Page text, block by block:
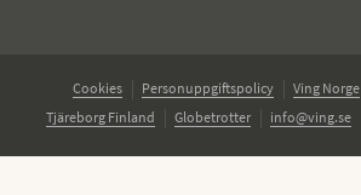
Cookies Personuppgiftspolicy Ving Norge
Tjäreborg Finland
Globetrotter info@ving.se